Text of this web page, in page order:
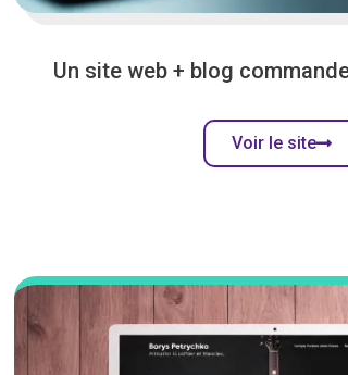
Un site web + blog
Voir le site